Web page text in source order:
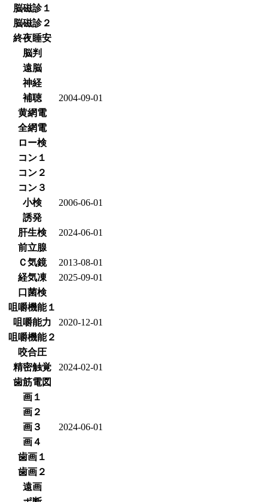
脳磁診１
脳磁診２
終夜睡安
脳判
遠脳
神経
補聴
2004-09-01
黄網電
全網電
ロー検
コン１
コン２
コン３
小検
2006-06-01
誘発
肝生検
2024-06-01
前立腺
Ｃ気鏡
2013-08-01
経気凍
2025-09-01
口菌検
咀嚼機能１
咀嚼能力
2020-12-01
咀嚼機能２
咬合圧
精密触覚
2024-02-01
歯筋電図
画１
画２
画３
2024-06-01
画４
歯画１
歯画２
遠画